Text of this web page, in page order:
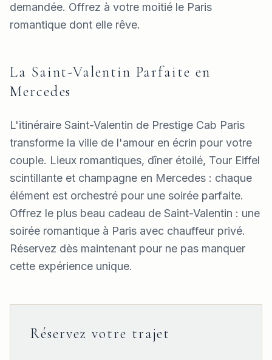
demandée. Offrez à votre moitié le Paris
romantique dont elle rêve.
La Saint-Valentin Parfaite en
Mercedes
L'itinéraire Saint-Valentin de Prestige Cab Paris
transforme la ville de l'amour en écrin pour votre
couple. Lieux romantiques, dîner étoilé, Tour Eiffel
scintillante et champagne en Mercedes : chaque
élément est orchestré pour une soirée parfaite.
Offrez le plus beau cadeau de Saint-Valentin : une
soirée romantique à Paris avec chauffeur privé.
Réservez dès maintenant pour ne pas manquer
cette expérience unique.
Réservez votre trajet